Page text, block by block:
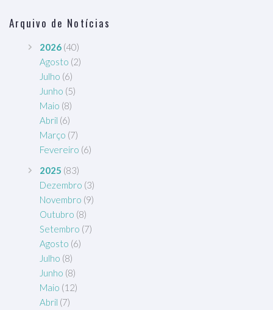
Arquivo de Notícias
2026 (40)
Agosto (2)
Julho (6)
Junho (5)
Maio (8)
Abril (6)
Março (7)
Fevereiro (6)
2025 (83)
Dezembro (3)
Novembro (9)
Outubro (8)
Setembro (7)
Agosto (6)
Julho (8)
Junho (8)
Maio (12)
Abril (7)